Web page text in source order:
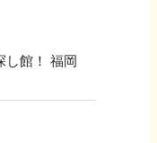
し館！ 福岡